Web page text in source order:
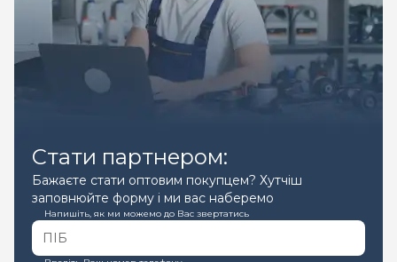
Стати партнером:
Бажаєте стати оптовим покупцем? Хутчіш
заповнюйте форму і ми вас наберемо
Напишіть, як ми можемо до Вас звертатись